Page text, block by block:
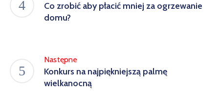
Co zrobić aby płacić mniej za ogrzewanie
domu?
Następne
Konkurs na najpiękniejszą palmę
wielkanocną